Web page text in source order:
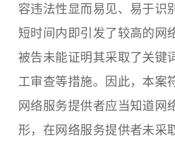
容违法性显而易见、易于识
短时间内即引发了较高的网
被告未能证明其采取了关键
工审查等措施。因此，本案
网络服务提供者应当知道网
形，在网络服务提供者未采